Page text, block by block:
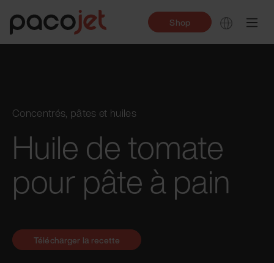
Shop
Concentrés, pâtes et huiles
Huile de tomate
pour pâte à pain
Télécharger la recette